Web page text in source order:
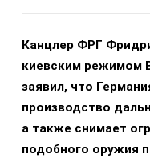
Канцлер ФРГ
киевским режимом
заявил, что
производство
а также снимает
подобного оружия